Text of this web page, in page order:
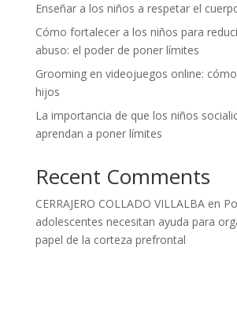
Enseñar a los niños a respetar el
Cómo fortalecer a los niños para
abuso: el poder de poner límites
Grooming en videojuegos online:
hijos
La importancia de que los niños
aprendan a poner límites
Recent Comments
CERRAJERO COLLADO VILLALBAen
adolescentes necesitan ayuda para
papel de la corteza prefrontal